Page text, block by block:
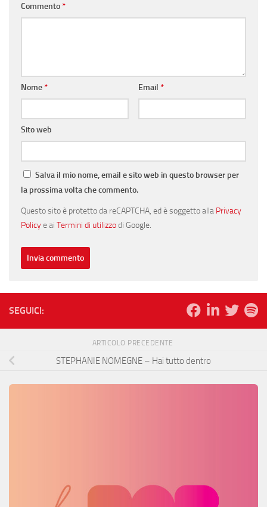
Commento*
Nome* Email *
Sito web
Salva il mio nome, email e sito web in questo browser per
la prossima volta che commento.
Questo sito è protetto da reCAPTCHA, ed è soggetto alla Privacy
Policye ai Termini di utilizzodi Google.
SEGUICI:
ARTICOLO PRECEDENTE
STEPHANIE NOMEGNE – Hai tutto dentro